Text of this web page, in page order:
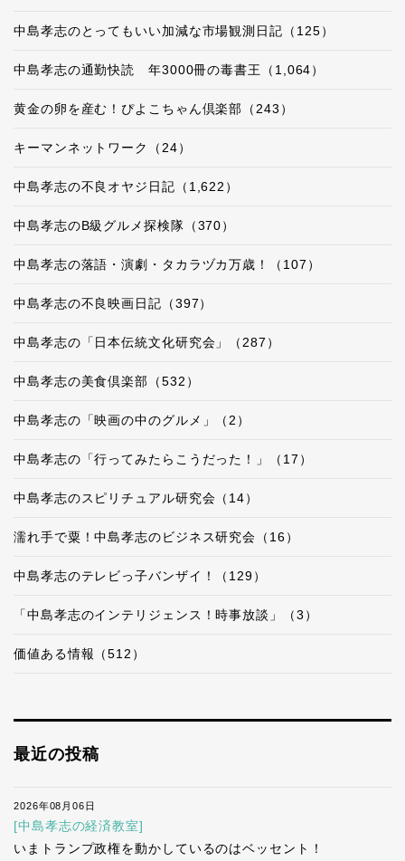
中島孝志のとってもいい加減な市場観測日記（125）
中島孝志の通勤快読 年3000冊の毒書王（1,064）
黄金の卵を産む！ぴよこちゃん倶楽部（243）
キーマンネットワーク（24）
中島孝志の不良オヤジ日記（1,622）
中島孝志のB級グルメ探検隊（370）
中島孝志の落語・演劇・タカラヅカ万歳！（107）
中島孝志の不良映画日記（397）
中島孝志の「日本伝統文化研究会」（287）
中島孝志の美食倶楽部（532）
中島孝志の「映画の中のグルメ」（2）
中島孝志の「行ってみたらこうだった！」（17）
中島孝志のスピリチュアル研究会（14）
濡れ手で粟！中島孝志のビジネス研究会（16）
中島孝志のテレビっ子バンザイ！（129）
「中島孝志のインテリジェンス！時事放談」（3）
価値ある情報（512）
最近の投稿
2026年08月06日
[中島孝志の経済教室]
いまトランプ政権を動かしているのはベッセント！